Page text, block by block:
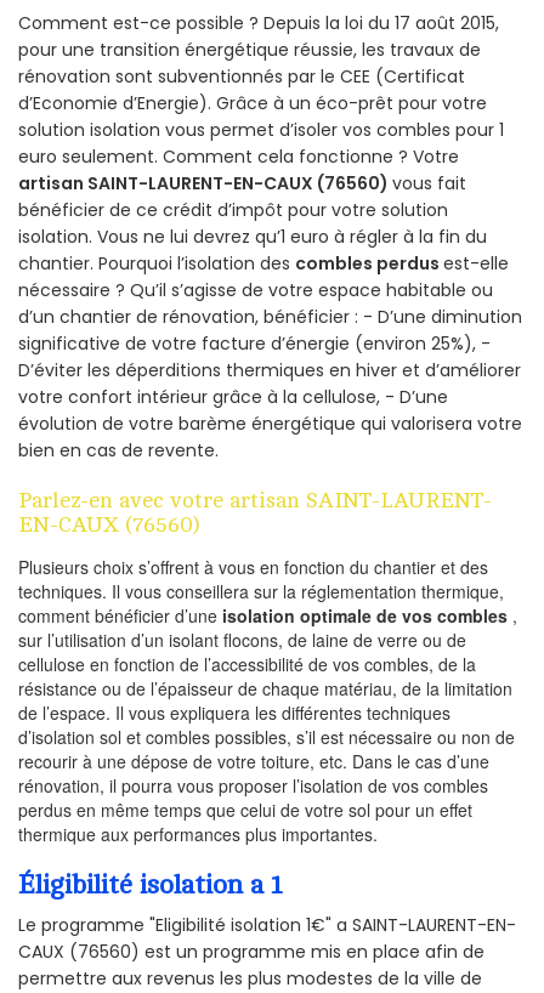
Comment est-ce possible ? Depuis la loi du 17 août 2015,
pour une transition énergétique réussie, les travaux de
rénovation sont subventionnés par le CEE (Certificat
d’Economie d’Energie). Grâce à un éco-prêt pour votre
solution isolation vous permet d’isoler vos combles pour 1
euro seulement. Comment cela fonctionne ? Votre
artisan SAINT-LAURENT-EN-CAUX (76560) vous fait
bénéficier de ce crédit d’impôt pour votre solution
isolation. Vous ne lui devrez qu’1 euro à régler à la fin du
chantier. Pourquoi l’isolation des combles perdus est-elle
nécessaire ? Qu’il s’agisse de votre espace habitable ou
d’un chantier de rénovation, bénéficier : - D’une diminution
significative de votre facture d’énergie (environ 25%), -
D’éviter les déperditions thermiques en hiver et d’améliorer
votre confort intérieur grâce à la cellulose, - D’une
évolution de votre barème énergétique qui valorisera votre
bien en cas de revente.
Parlez-en avec votre artisan SAINT-LAURENT-
EN-CAUX (76560)
Plusieurs choix s’offrent à vous en fonction du chantier et des
techniques. Il vous conseillera sur la réglementation thermique,
comment bénéficier d’une isolation optimale de vos combles ,
sur l’utilisation d’un isolant flocons, de laine de verre ou de
cellulose en fonction de l’accessibilité de vos combles, de la
résistance ou de l’épaisseur de chaque matériau, de la limitation
de l’espace. Il vous expliquera les différentes techniques
d’isolation sol et combles possibles, s’il est nécessaire ou non de
recourir à une dépose de votre toiture, etc. Dans le cas d’une
rénovation, il pourra vous proposer l’isolation de vos combles
perdus en même temps que celui de votre sol pour un effet
thermique aux performances plus importantes.
Éligibilité isolation a 1
Le programme "Eligibilité isolation 1€" a SAINT-LAURENT-EN-
CAUX (76560) est un programme mis en place afin de
permettre aux revenus les plus modestes de la ville de